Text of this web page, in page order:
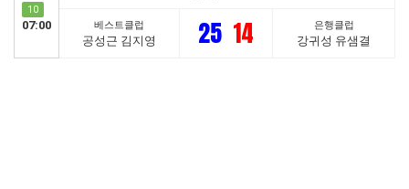
10
07:00 베스트클럽
공성근 김지영 25 14 은행클럽
강귀성 유샘결